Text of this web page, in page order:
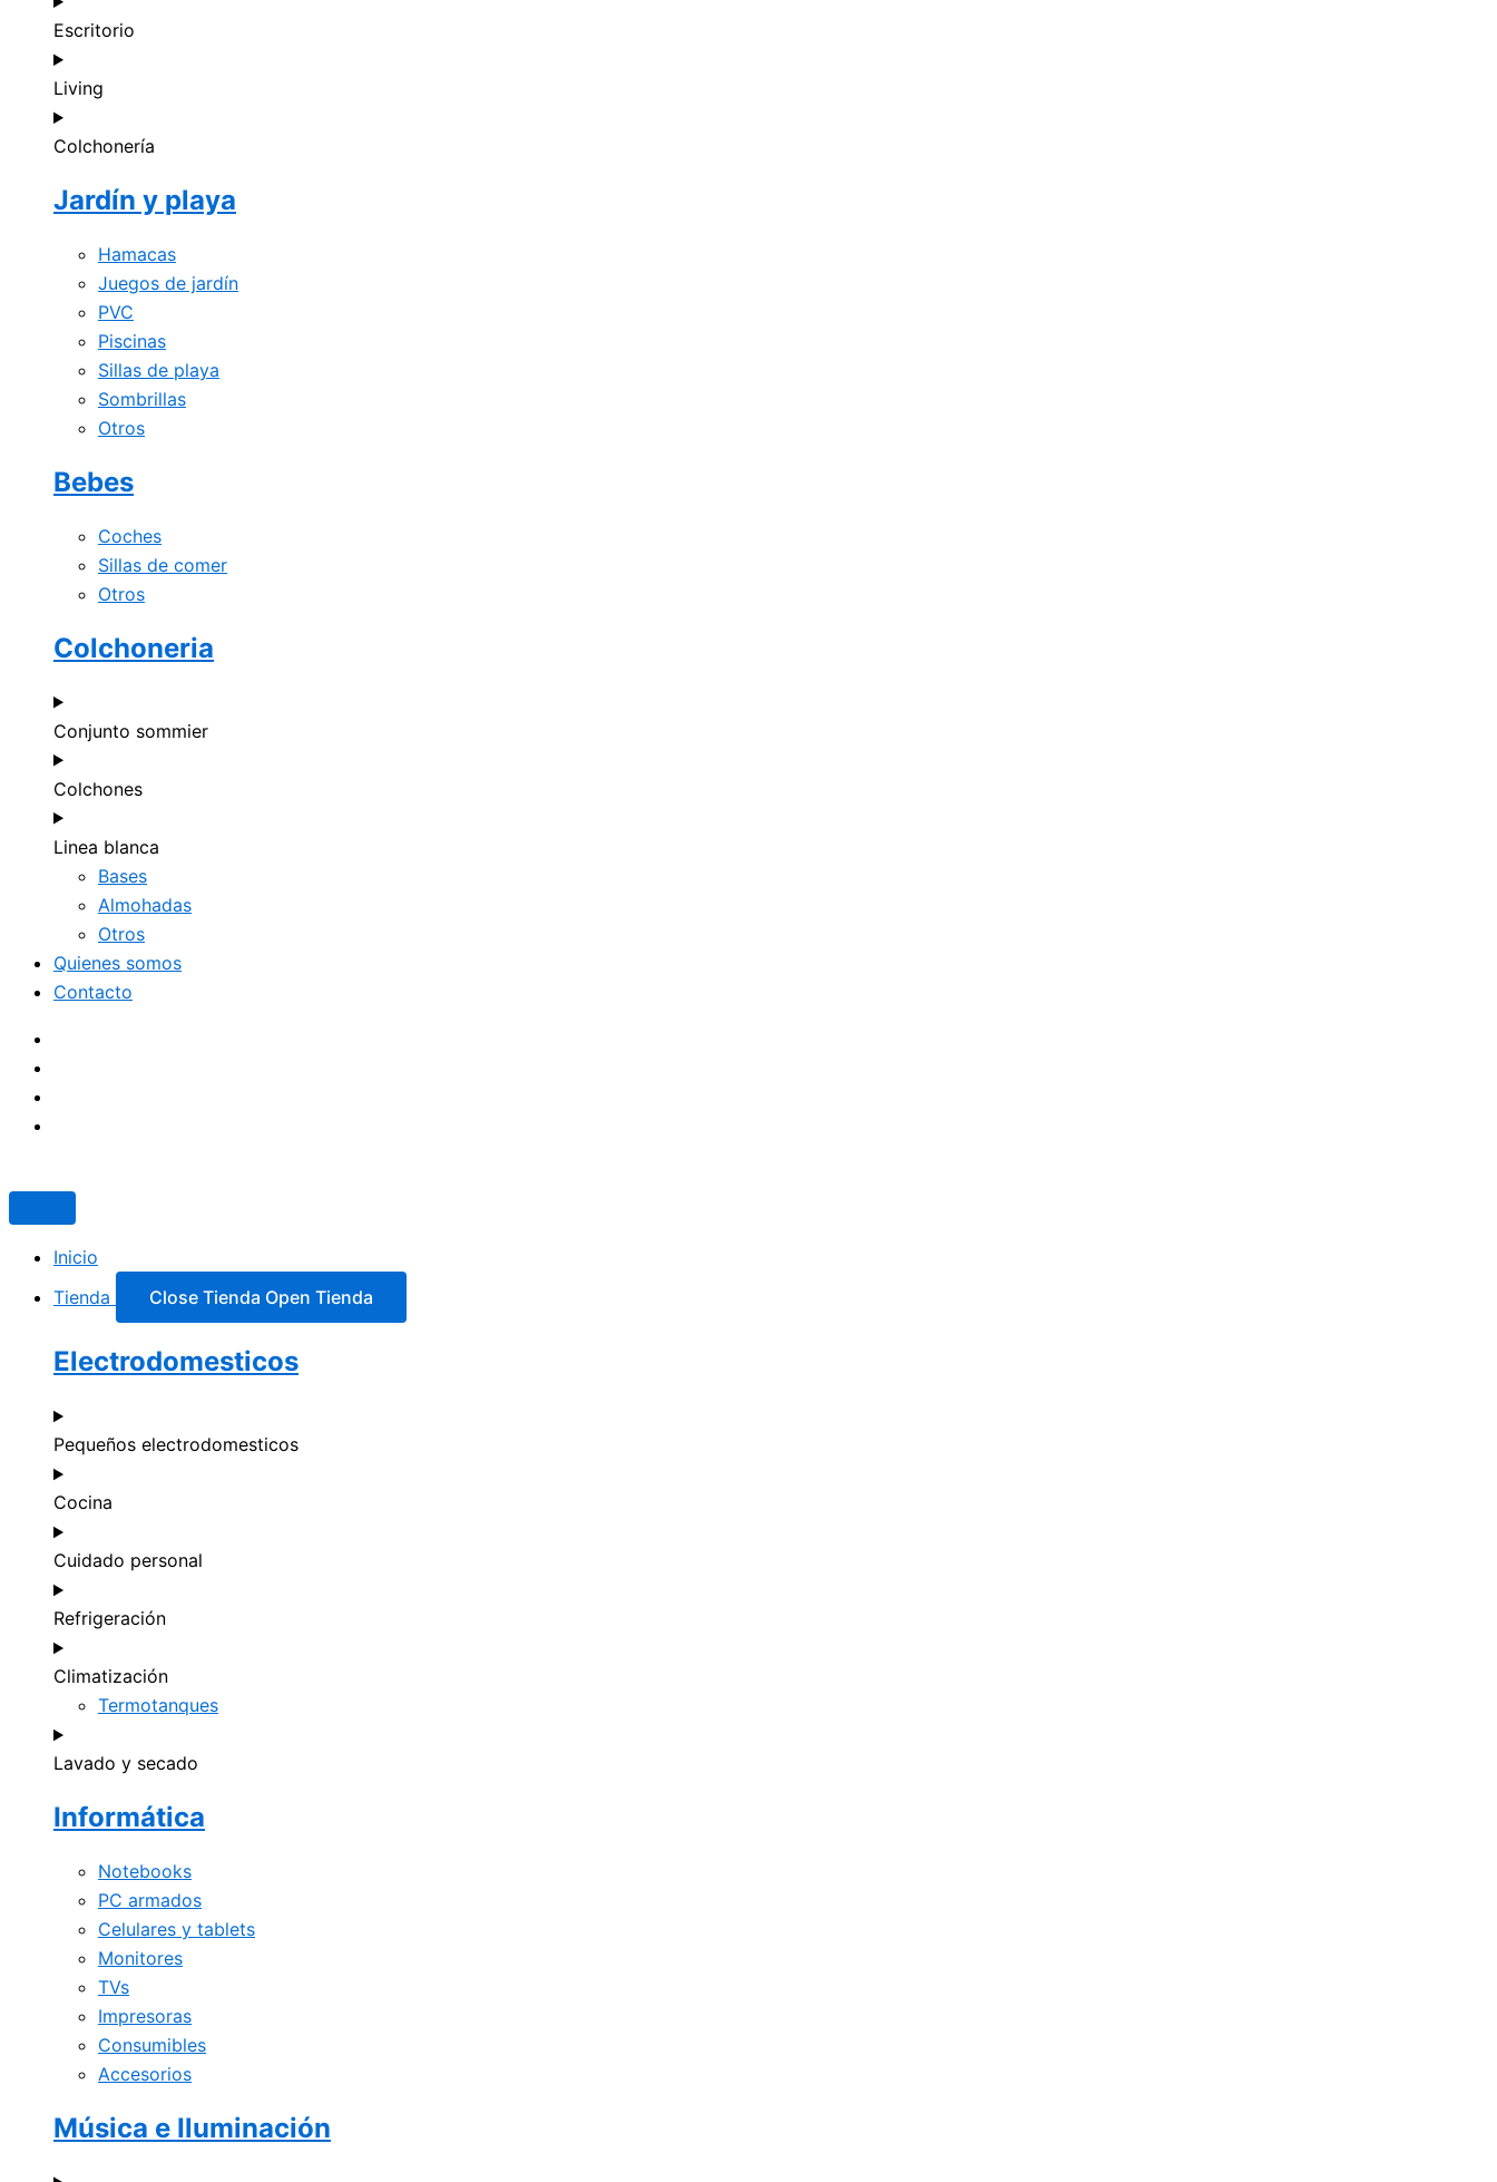
Escritorio
Living
Colchonería
Jardín y playa
Hamacas
Juegos de jardín
PVC
Piscinas
Sillas de playa
Sombrillas
Otros
Bebes
Coches
Sillas de comer
Otros
Colchoneria
Conjunto sommier
Colchones
Linea blanca
Bases
Almohadas
Otros
Quienes somos
Contacto
Inicio
Tienda
Close Tienda Open Tienda
Electrodomesticos
Pequeños electrodomesticos
Cocina
Cuidado personal
Refrigeración
Climatización
Termotanques
Lavado y secado
Informática
Notebooks
PC armados
Celulares y tablets
Monitores
TVs
Impresoras
Consumibles
Accesorios
Música e Iluminación